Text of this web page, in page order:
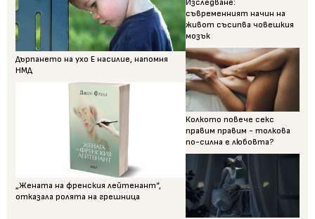
Дърпането на ухо Е насилие, напомня
НМД
„Жената на френския лейтенант“,
отказала ролята на грешница
Изследване:
съвременният начин на
живот съсипва човешкия
мозък
Колкото повече секс
правим правим - толкова
по-силна е любовта?